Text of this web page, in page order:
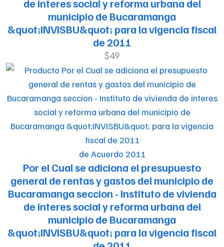
de interes social y reforma urbana del
municipio de Bucaramanga
&quot;INVISBU&quot; para la vigencia fiscal
de 2011
$49
de Acuerdo 2011
Por el Cual se adiciona el presupuesto
general de rentas y gastos del municipio de
Bucaramanga seccion - Instituto de vivienda
de interes social y reforma urbana del
municipio de Bucaramanga
&quot;INVISBU&quot; para la vigencia fiscal